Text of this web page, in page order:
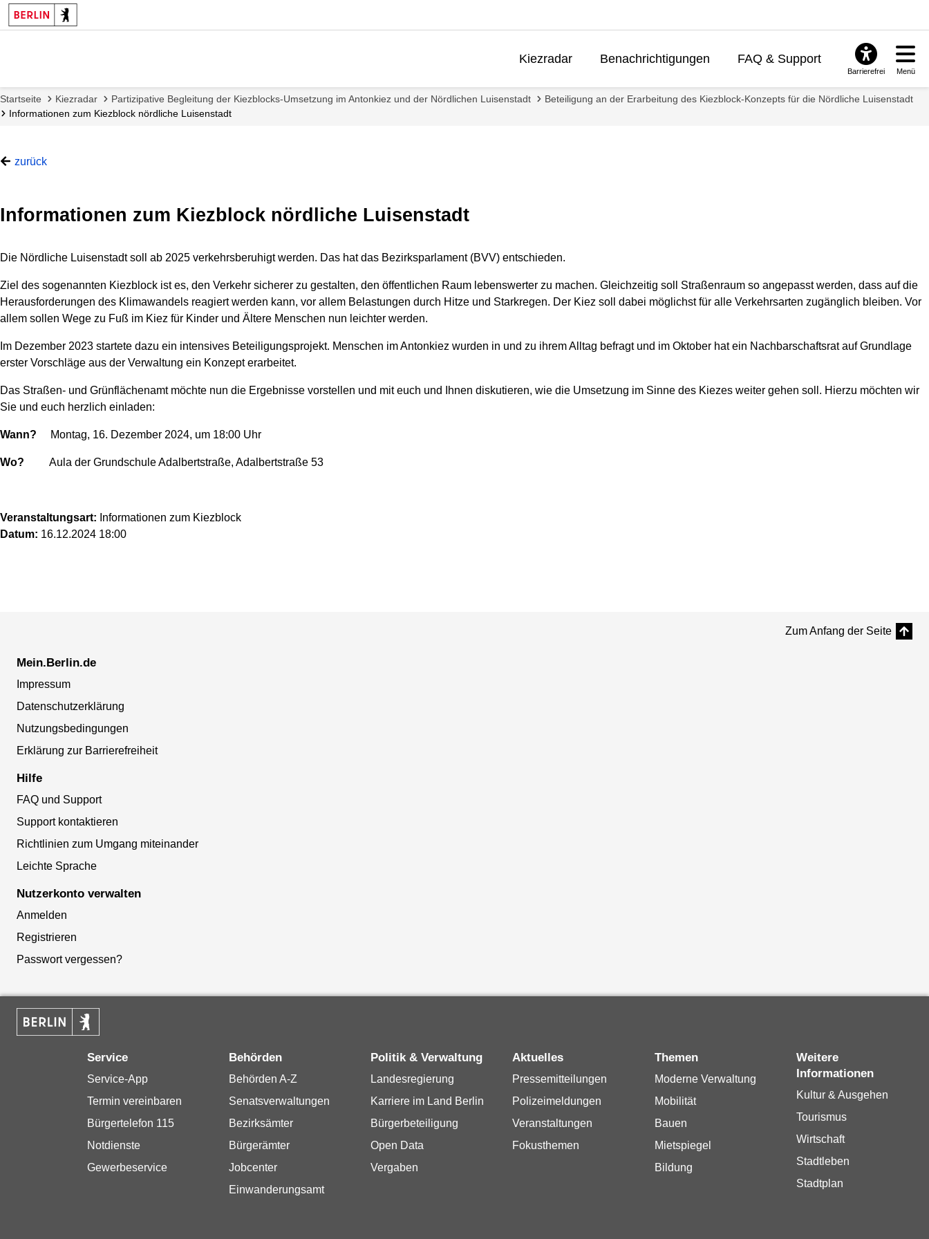
Kiezradar Benachrichtigungen FAQ & Support
Barrierefrei Menü
Startseite Kiezradar Partizipative Begleitung der Kiezblocks-Umsetzung im Antonkiez und der Nördlichen Luisenstadt
Beteiligung an der Erarbeitung des Kiezblock-Konzepts für die Nördliche Luisenstadt
Informationen zum Kiezblock nördliche Luisenstadt
zurück
Informationen zum Kiezblock nördliche Luisenstadt
Die Nördliche Luisenstadt soll ab 2025 verkehrsberuhigt werden. Das hat das Bezirksparlament (BVV) entschieden.
Ziel des sogenannten Kiezblock ist es, den Verkehr sicherer zu gestalten, den öffentlichen Raum lebenswerter zu machen. Gleichzeitig soll Straßenraum so angepasst werden, dass auf die
Herausforderungen des Klimawandels reagiert werden kann, vor allem Belastungen durch Hitze und Starkregen. Der Kiez soll dabei möglichst für alle Verkehrsarten zugänglich bleiben. Vor
allem sollen Wege zu Fuß im Kiez für Kinder und Ältere Menschen nun leichter werden.
Im Dezember 2023 startete dazu ein intensives Beteiligungsprojekt. Menschen im Antonkiez wurden in und zu ihrem Alltag befragt und im Oktober hat ein Nachbarschaftsrat auf Grundlage
erster Vorschläge aus der Verwaltung ein Konzept erarbeitet.
Das Straßen- und Grünflächenamt möchte nun die Ergebnisse vorstellen und mit euch und Ihnen diskutieren, wie die Umsetzung im Sinne des Kiezes weiter gehen soll. Hierzu möchten wir
Sie und euch herzlich einladen:
Wann? Montag, 16. Dezember 2024, um 18:00 Uhr
Wo? Aula der Grundschule Adalbertstraße, Adalbertstraße 53
Veranstaltungsart: Informationen zum Kiezblock
Datum: 16.12.2024 18:00
Zum Anfang der Seite
Mein.Berlin.de
Impressum
Datenschutzerklärung
Nutzungsbedingungen
Erklärung zur Barrierefreiheit
Hilfe
FAQ und Support
Support kontaktieren
Richtlinien zum Umgang miteinander
Leichte Sprache
Nutzerkonto verwalten
Anmelden
Registrieren
Passwort vergessen?
Service
Service-App
Termin vereinbaren
Bürgertelefon 115
Notdienste
Gewerbeservice
Behörden
Behörden A-Z
Senatsverwaltungen
Bezirksämter
Bürgerämter
Jobcenter
Einwanderungsamt
Politik & Verwaltung
Landesregierung
Karriere im Land Berlin
Bürgerbeteiligung
Open Data
Vergaben
Aktuelles
Pressemitteilungen
Polizeimeldungen
Veranstaltungen
Fokusthemen
Themen
Moderne Verwaltung
Mobilität
Bauen
Mietspiegel
Bildung
Weitere
Informationen
Kultur & Ausgehen
Tourismus
Wirtschaft
Stadtleben
Stadtplan